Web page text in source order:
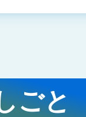
ごと